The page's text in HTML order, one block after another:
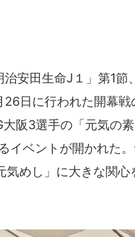
安田生命J１」第1節
26日に行われた開幕
阪3選手の「元気の
イベントが開かれた
気めし」に大きな関心